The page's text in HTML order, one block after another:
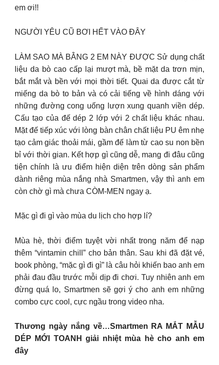
em ơi!!
NGƯỜI YÊU CŨ BƠI HẾT VÀO ĐÂY
LÀM SAO MÀ BẰNG 2 EM NÀY ĐƯỢC Sử dụng chất
liệu da bò cao cấp lại mượt mà, bề mặt da trơn mịn,
bắt mắt và bền với mọi thời tiết. Quai da được cắt từ
miếng da bò to bản và có cải tiếng về hình dáng với
những đường cong uống lượn xung quanh viền dép.
Cấu tạo của đế dép 2 lớp với 2 chất liệu khác nhau.
Mặt đế tiếp xúc với lòng bàn chân chất liệu PU êm nhẹ
tạo cảm giác thoải mái, gầm đế làm từ cao su non bền
bỉ với thời gian. Kết hợp gì cũng dễ, mang đi đâu cũng
tiện chính là ưu điểm hiện diện trên dòng sản phẩm
dành riêng mùa nắng nhà Smartmen, vậy thì anh em
còn chờ gì mà chưa CÒM-MEN ngay ạ.
Mặc gì đi gì vào mùa du lịch cho hợp lí?
Mùa hè, thời điểm tuyệt vời nhất trong năm để nạp
thêm “vintamin chill” cho bản thân. Sau khi đã đặt vé,
book phòng, “mặc gì đi gì” là câu hỏi khiến bao anh em
phải đau đầu trước mỗi dịp đi chơi. Tuy nhiên anh em
đừng quá lo, Smartmen sẽ gợi ý cho anh em những
combo cực cool, cực ngầu trong video nha.
Thương ngày nắng về…Smartmen RA MẮT MẪU
DÉP MỚI TOANH giải nhiệt mùa hè cho anh em
đây